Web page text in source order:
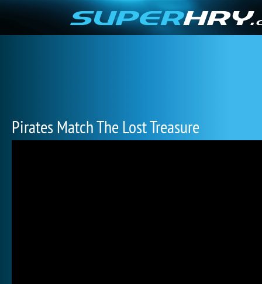
Pirates Match The Lost Treasure